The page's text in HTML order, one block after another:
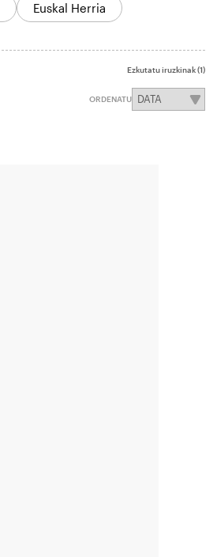
Euskal Herria
Ezkutatu iruzkinak(1)
ORDENATU